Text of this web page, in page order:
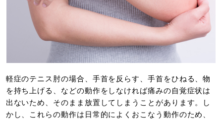
軽症のテニス肘の場合、手首を反らす、手首をひねる、物
を持ち上げる、などの動作をしなければ痛みの自覚症状は
出ないため、そのまま放置してしまうことがあります。し
かし、これらの動作は日常的によくおこなう動作のため、